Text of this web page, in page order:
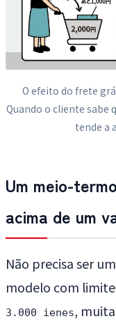
O efeito do frete
Quando o cliente sabe
tende a
Um meio-
acima de um
Não precisa ser
modelo com
3.000 ienes,